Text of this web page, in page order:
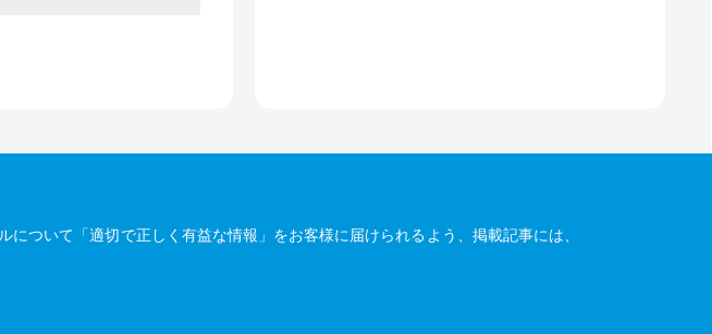
ついて「適切で正しく有益な情報」をお客様に届けられるよう、掲載記事には、